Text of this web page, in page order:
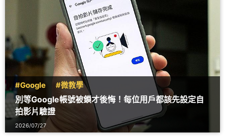
#Google #微教學
別等Google帳號被鎖才後悔！每位用戶都該先設定自
拍影片驗證
2026/07/27